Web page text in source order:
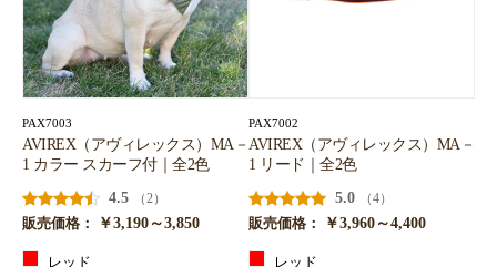
PAX7003
AVIREX（アヴィレックス）MA－
1 カラー スカーフ付｜全2色
4.5
（2）
販売価格：
￥3,190～3,850
レッド
PAX7002
AVIREX（アヴィレックス）MA－
1 リード｜全2色
5.0
（4）
販売価格：
￥3,960～4,400
レッド